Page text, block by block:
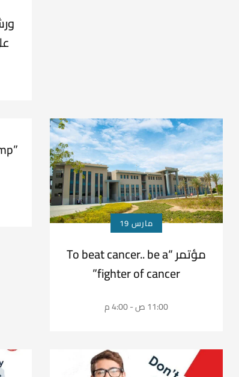
مارس 19
مؤتمر “To beat cancer.. be a
fighter of cancer”
11:00 ص - 4:00 م